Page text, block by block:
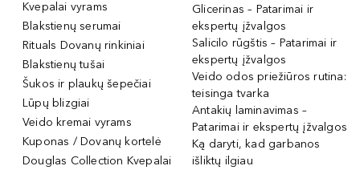
Kvepalai vyrams
Blakstienų serumai
Rituals Dovanų rinkiniai
Blakstienų tušai
Šukos ir plaukų šepečiai
Lūpų blizgiai
Veido kremai vyrams
Kuponas / Dovanų kortelė
Douglas Collection Kvepalai
Glicerinas – Patarimai ir
ekspertų įžvalgos
Salicilo rūgštis – Patarimai ir
ekspertų įžvalgos
Veido odos priežiūros rutina:
teisinga tvarka
Antakių laminavimas –
Patarimai ir ekspertų įžvalgos
Ką daryti, kad garbanos
išliktų ilgiau